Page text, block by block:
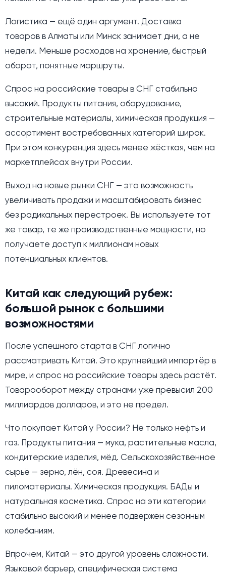
Логистика — ещё один аргумент. Доставка
товаров в Алматы или Минск занимает дни, а не
недели. Меньше расходов на хранение, быстрый
оборот, понятные маршруты.
Спрос на российские товары в СНГ стабильно
высокий. Продукты питания, оборудование,
строительные материалы, химическая продукция —
ассортимент востребованных категорий широк.
При этом конкуренция здесь менее жёсткая, чем на
маркетплейсах внутри России.
Выход на новые рынки СНГ — это возможность
увеличивать продажи и масштабировать бизнес
без радикальных перестроек. Вы используете тот
же товар, те же производственные мощности, но
получаете доступ к миллионам новых
потенциальных клиентов.
Китай как следующий рубеж:
большой рынок с большими
возможностями
После успешного старта в СНГ логично
рассматривать Китай. Это крупнейший импортёр в
мире, и спрос на российские товары здесь растёт.
Товарооборот между странами уже превысил 200
миллиардов долларов, и это не предел.
Что покупает Китай у России? Не только нефть и
газ. Продукты питания — мука, растительные масла,
кондитерские изделия, мёд. Сельскохозяйственное
сырьё — зерно, лён, соя. Древесина и
пиломатериалы. Химическая продукция. БАДы и
натуральная косметика. Спрос на эти категории
стабильно высокий и менее подвержен сезонным
колебаниям.
Впрочем, Китай — это другой уровень сложности.
Языковой барьер, специфическая система